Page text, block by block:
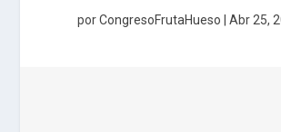
porCongresoFrutaHueso Abr 25,